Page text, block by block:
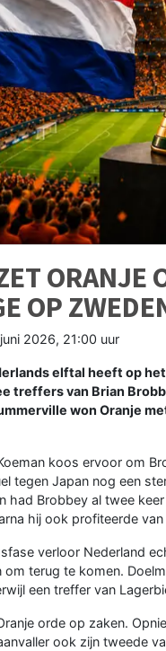
ORANJE
OP
2026, 21:00 uur
elftal heeft op
treffers van Brian
won Oranje
koos ervoor om
tegen Japan nog een
had Brobbey al twee
hij ook profiteerde
verloor Nederland
om terug te komen.
een treffer van
orde op zaken.
ook zijn tweede